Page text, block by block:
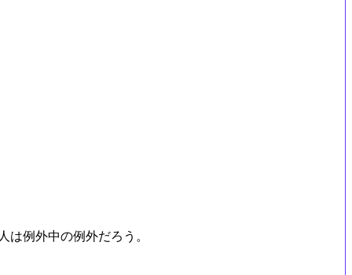
例外中の例外だろう。